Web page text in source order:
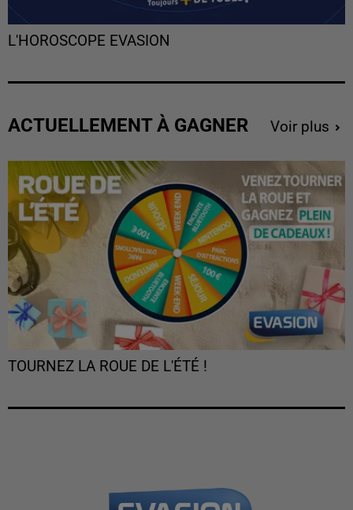
L'HOROSCOPE EVASION
ACTUELLEMENT À GAGNER Voir plus
TOURNEZ LA ROUE DE L'ÉTÉ !